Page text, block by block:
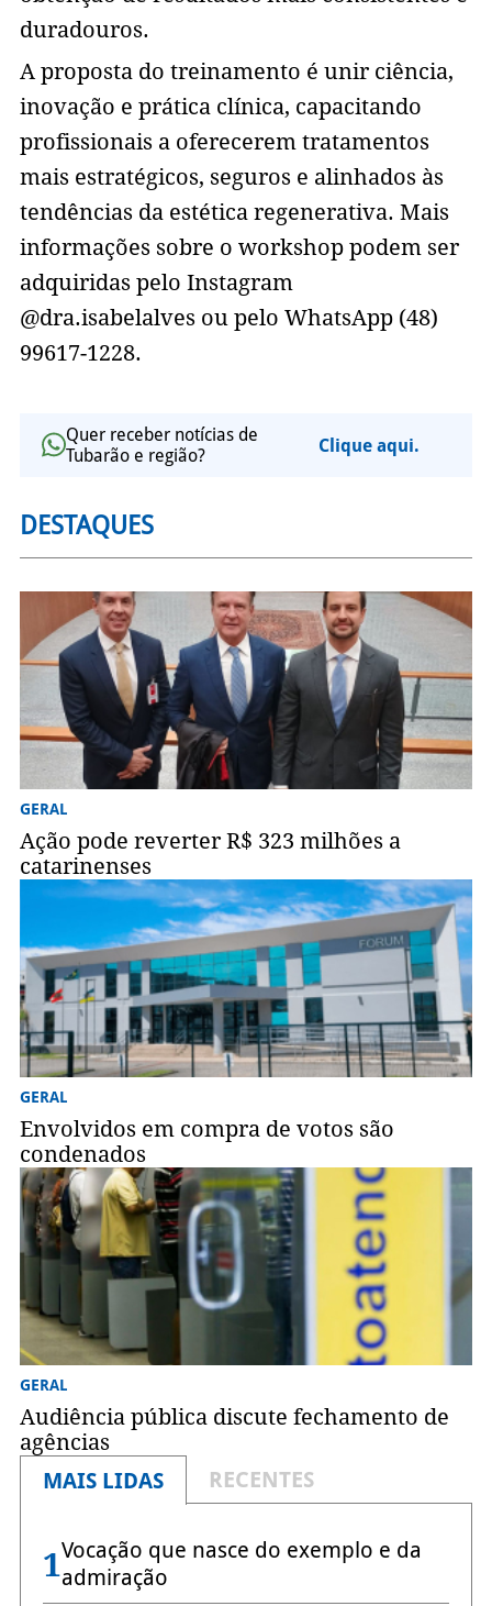
duradouros.
A proposta do treinamento é unir ciência,
inovação e prática clínica, capacitando
profissionais a oferecerem tratamentos
mais estratégicos, seguros e alinhados às
tendências da estética regenerativa. Mais
informações sobre o workshop podem ser
adquiridas pelo Instagram
@dra.isabelalves ou pelo WhatsApp (48)
99617-1228.
Quer receber notícias de
Tubarão e região?
Clique aqui.
DESTAQUES
GERAL
Ação pode reverter R$ 323 milhões a
catarinenses
GERAL
Envolvidos em compra de votos são
condenados
GERAL
Audiência pública discute fechamento de
agências
MAIS LIDAS
RECENTES
1Vocação que nasce do exemplo e da
admiração